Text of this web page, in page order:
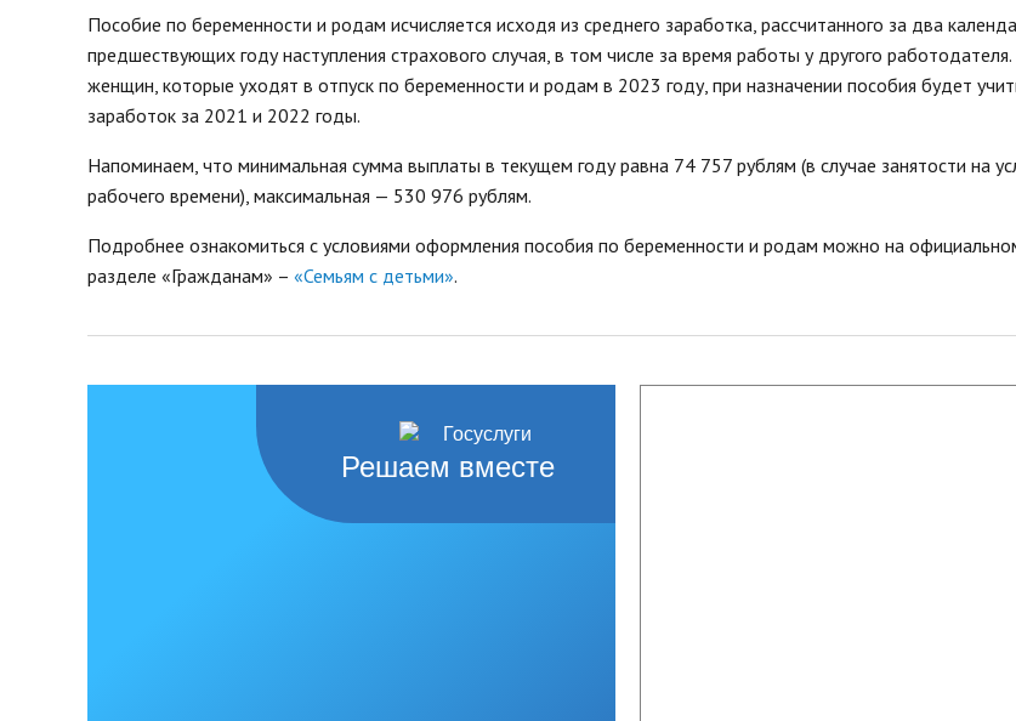
Открытые данные
Пособие по беременности и родам исчисляется исходя из среднего заработка, рассчитанного за два
предшествующих году наступления страхового случая, в том числе за время работы у другого
женщин, которые уходят в отпуск по беременности и родам в 2023 году, при назначении пособия будет
заработок за 2021 и 2022 годы.
Напоминаем, что минимальная сумма выплаты в текущем году равна 74 757 рублям (в случае занятости на
рабочего времени), максимальная — 530 976 рублям.
Подробнее ознакомиться с условиями оформления пособия по беременности и родам можно на
разделе «Гражданам» – «Семьям с детьми».
Решаем вместе